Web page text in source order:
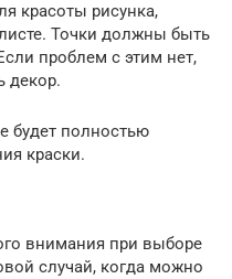
красоты рисунка,
Точки должны быть
проблем с этим нет,
декор.
будет полностью
краски.
внимания при выборе
случай, когда можно